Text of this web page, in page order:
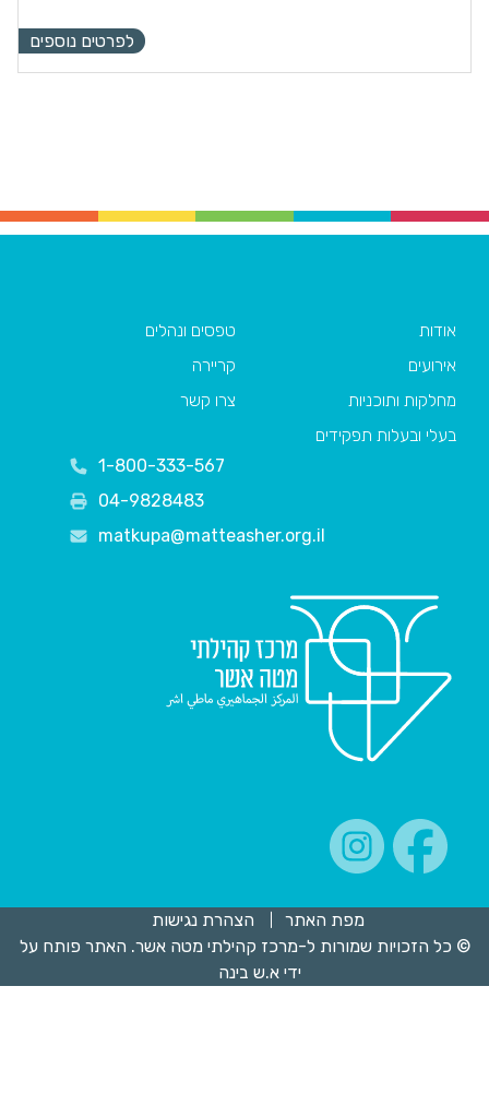
לפרטים נוספים
אודות
אירועים
מחלקות ותוכניות
בעלי ובעלות תפקידים
טפסים ונהלים
קריירה
צרו קשר
1-800-333-567
04-9828483
matkupa@matteasher.org.il
מפת האתר
הצהרת נגישות
© כל הזכויות שמורות ל-מרכז קהילתי מטה אשר. האתר פותח על
ידיא.ש בינה